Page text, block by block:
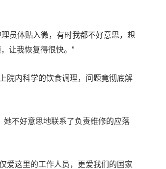
员体贴入微，有时我都不好意思，想
让我恢复得很快。”
院内科学的饮食调理，问题竟彻底解
她不好意思地联系了负责维修的应落
爱这里的工作人员，更爱我们的国家